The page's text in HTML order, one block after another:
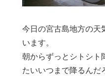
今日の宮古島地方の天
います。
朝からずっとシトシト
たいいつまで降るんだ